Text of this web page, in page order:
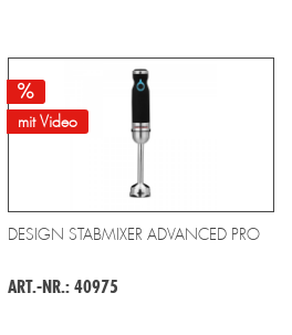
mit Video
DESIGN STABMIXER ADVANCED PRO
ART.-NR.: 40975